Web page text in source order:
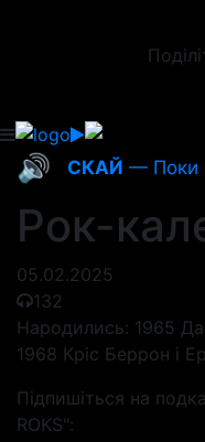
🔊 СКАЙ — Поки
Рок-
05.02.2025
132
Народились: 1965
1968 Кріс Беррон і
Підпишіться на
ROKS":